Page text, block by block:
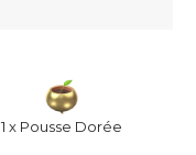
1 x Pousse Dorée